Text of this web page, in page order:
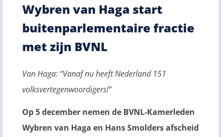
Wybren van Haga start
buitenparlementaire fractie
met zijn BVNL
Van Haga: “Vanaf nu heeft Nederland 151
volksvertegenwoordigers!”
Op 5 december nemen de BVNL-Kamerleden
Wybren van Haga en Hans Smolders afscheid